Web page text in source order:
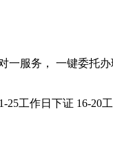
一服务， 一键委托
25工作日下证 16-20